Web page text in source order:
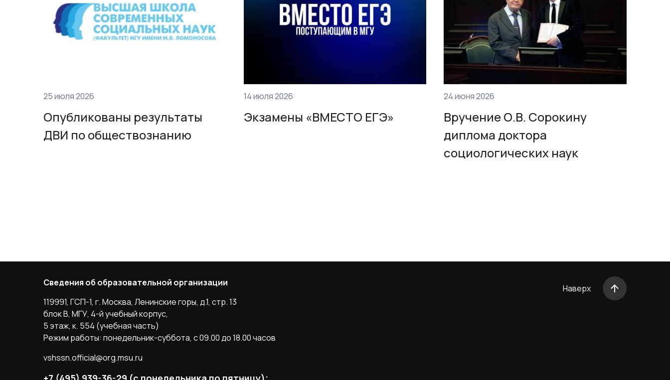
25 июля 2026
Опубликованы результаты
ДВИ по обществознанию
14 июля 2026
Экзамены «ВМЕСТО ЕГЭ»
24 июня 2026
Вручение О.В. Сорокину
диплома доктора
социологических наук
Сведения об образовательной организации
119991, ГСП-1, г. Москва, Ленинские горы, д.1, стр. 13
блок B, МГУ, 4-й учебный корпус,
5 этаж, к. 554 (учебная часть)
Режим работы: понедельник-суббота, с 09.00 до 18.00 часов
vshssn.official@org.msu.ru
Наверх